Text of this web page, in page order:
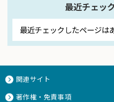
最近チェッ
最近チェックしたページは
関連サイト
著作権・免責事項